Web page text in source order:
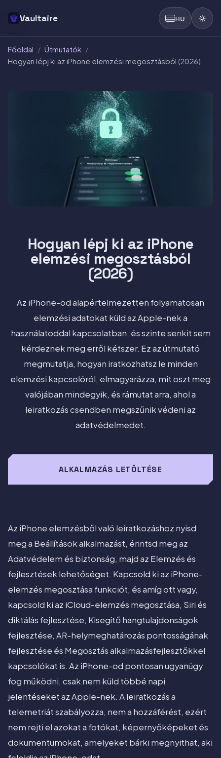
Vaultaire HU
Főoldal / Útmutatók /
Hogyan lépj ki az iPhone elemzési megosztásból (2026)
Hogyan lépj ki az iPhone
elemzési megosztásból
(2026)
Az iPhone-od alapértelmezetten folyamatosan
elemzési adatokat küld az Apple-nek a
használatoddal kapcsolatban, és szinte senkit sem
kérdeznek meg erről kétszer. Ez az útmutató
megmutatja, hogyan iratkozhatsz le minden
elemzési kapcsolóról, elmagyarázza, mit oszt meg
valójában mindegyik, és rámutat arra, ahol a
leiratkozás csendben megszűnik védeni az
adatvédelmedet.
ALKALMAZÁS LETÖLTÉSE
Az iPhone elemzésből való leiratkozáshoz nyisd
meg a Beállítások alkalmazást, érintsd meg az
Adatvédelem és biztonság, majd az Elemzés és
fejlesztések lehetőséget. Kapcsold ki az iPhone-
elemzés megosztása funkciót, és amíg ott vagy,
kapcsold ki az iCloud-elemzés megosztása, Siri és
diktálás fejlesztése, Kisegítő hangtulajdonságok
fejlesztése, AR-helymeghatározás pontosságának
fejlesztése és Megosztás alkalmazásfejlesztőkkel
kapcsolókat is. Az iPhone-od pontosan ugyanúgy
fog működni, csak nem küld többé napi
jelentéseket az Apple-nek. A leiratkozás a
telemetriát szabályozza, nem a hozzáférést, ezért
nem rejti el azokat a fotókat, képernyőképeket és
dokumentumokat, amelyeket bárki megnyithat, aki